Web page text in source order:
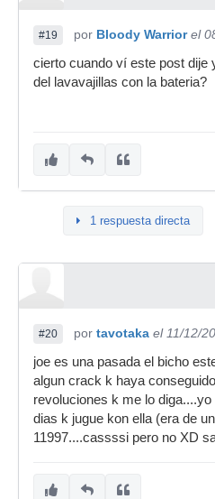
#19 por Bloody Warrior el
cierto cuando ví este post dije
del lavavajillas con la bateria?
1 respuesta directa
#20 por tavotaka el 11/12/
joe es una pasada el bicho
algun crack k haya
revoluciones k me lo
dias k jugue kon ella (era de
11997....cassssi pero no XD